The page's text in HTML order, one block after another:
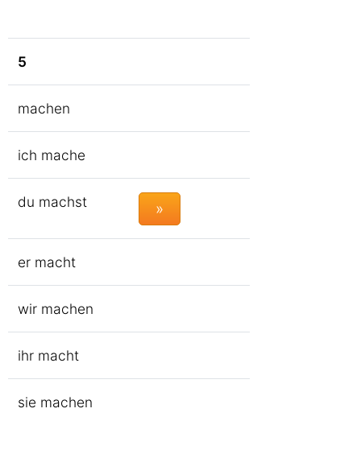
5
machen
ich mache
du machst »
er macht
wir machen
ihr macht
sie machen